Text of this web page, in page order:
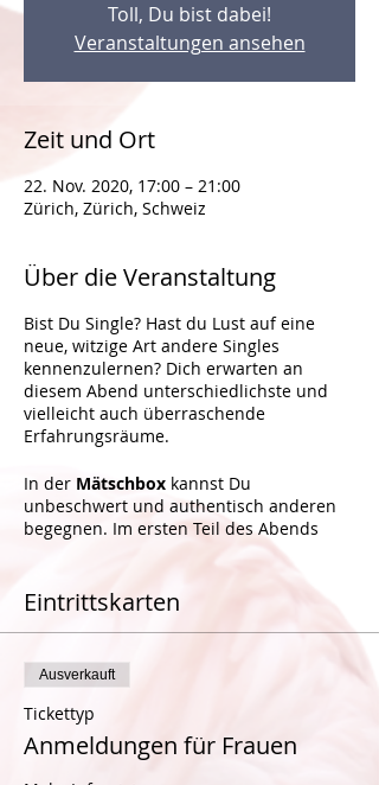
Toll, Du bist dabei!
Veranstaltungen ansehen
Zeit und Ort
22. Nov. 2020, 17:00 – 21:00
Zürich, Zürich, Schweiz
Über die Veranstaltung
Bist Du Single? Hast du Lust auf eine
neue, witzige Art andere Singles
kennenzulernen? Dich erwarten an
diesem Abend unterschiedlichste und
vielleicht auch überraschende
Erfahrungsräume.
In der Mätschbox kannst Du
unbeschwert und authentisch anderen
begegnen. Im ersten Teil des Abends
bekommst du die Gelegenheiten, Männer
Situationen kennenzulernen und
gemeinsam Spass zu haben. Diese
Begegnungen (z.B. eye-gazing,
Fragespiele, achtsame Berührungen, etc.)
werden Schritt für Schritt angeleitet und
finden in einem entspannten und
sicheren Rahmen statt. Die Kleider
bleiben dabei immer an.
Eintrittskarten
Ausverkauft
Tickettyp
Anmeldungen für Frauen